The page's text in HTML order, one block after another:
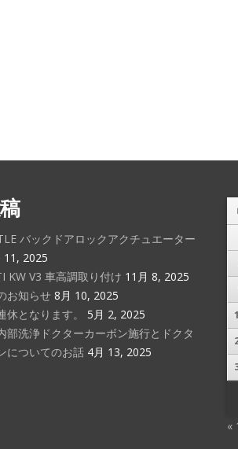
バックドアロックアクチュエーター
11, 2025
KW V3 車高調取り付け 11月 8, 2025
お知らせ 8月 10, 2025
休となります。
5月 2, 2025
部洗浄ドクターカーボン施行とドクタ
についてのお話 4月 13, 2025
«